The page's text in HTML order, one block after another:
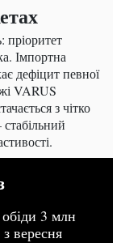
Імпортна
дефіцит певної
VARUS
з чітко
3 млн
вересня